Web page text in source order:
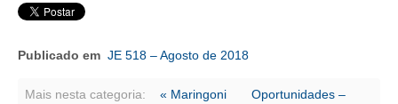
PUBLICAÇÕES
PUBLICIDADE
Publicado em JE 518 – Agosto de 2018
Mais nesta categoria: « Maringoni
Oportunidades –